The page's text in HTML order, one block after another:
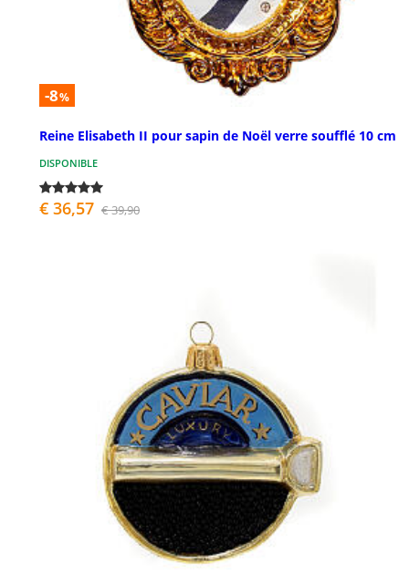
-8%
Reine Elisabeth II pour sapin de Noël verre soufflé 10 cm
DISPONIBLE
€ 36,57 € 39,90